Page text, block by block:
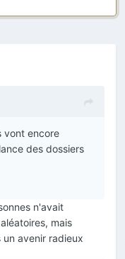
vont encore
des dossiers
n'avait
mais
avenir radieux